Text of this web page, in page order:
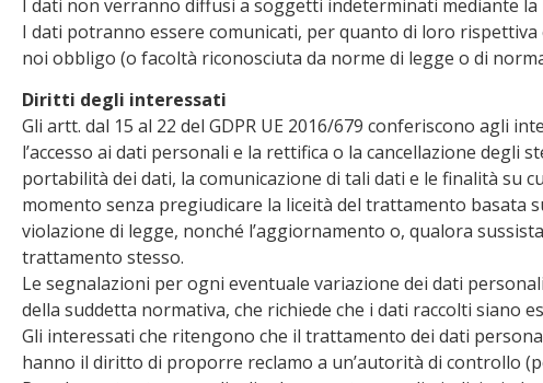
I dati non verranno diffusi a soggetti indeterminati mediante
I dati potranno essere comunicati, per quanto di loro
noi obbligo (o facoltà riconosciuta da norme di legge o di
Diritti degli interessati
Gli artt. dal 15 al 22 del GDPR UE 2016/679 conferiscono agli
l’accesso ai dati personali e la rettifica o la cancellazione
portabilità dei dati, la comunicazione di tali dati e le finalità su
momento senza pregiudicare la liceità del trattamento
violazione di legge, nonché l’aggiornamento o, qualora
trattamento stesso.
Le segnalazioni per ogni eventuale variazione dei dati
della suddetta normativa, che richiede che i dati raccolti siano
Gli interessati che ritengono che il trattamento dei dati
hanno il diritto di proporre reclamo a un’autorità di controllo